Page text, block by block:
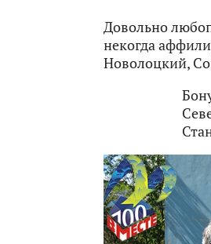
Довольно
некогда
Новолоцкий,